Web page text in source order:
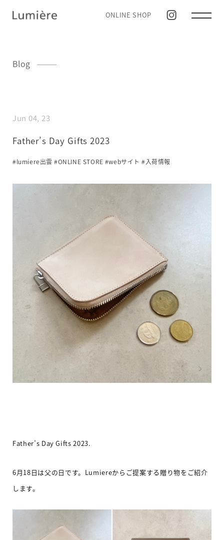
ONLINE SHOP
Blog
Jun 04, 23
Father’s Day Gifts 2023
#lumiere出雲 #ONLINE STORE #webサイト #入荷情報
Father’s Day Gifts 2023.
6月18日は父の日です。 Lumiereからご提案する贈り物をご紹介
します。